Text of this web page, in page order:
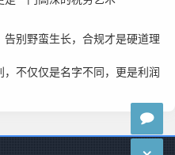
了方向。 如果你正面临职业
坚实的铠甲，勇敢地走出去,
滚打了二十年的普通人，我
别野蛮生长，合规才是硬道理
不仅仅是名字不同，更是利润